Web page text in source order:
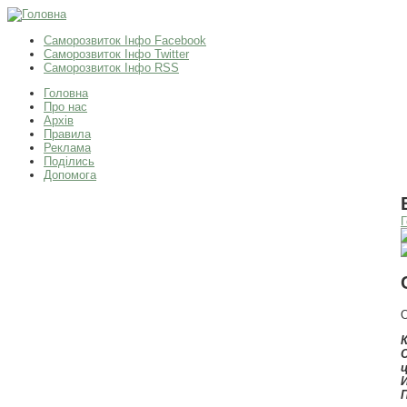
Саморозвиток Інфо Facebook
Саморозвиток Інфо Twitter
Саморозвиток Інфо RSS
Головна
Про нас
Архів
Правила
Реклама
Поділись
Допомога